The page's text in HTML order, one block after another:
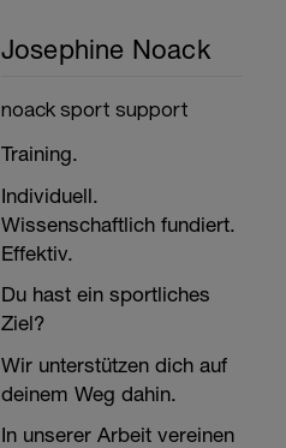
Josephine Noack
noack sport support
Training.
Individuell.
Wissenschaftlich fundiert.
Effektiv.
Du hast ein sportliches
Ziel?
Wir unterstützen dich auf
deinem Weg dahin.
In unserer Arbeit vereinen